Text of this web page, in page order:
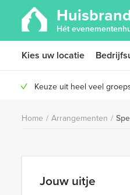
Hét
Kies uw locatie
Keuze uit heel veel
Home / Arrangementen /
Jouw uitje